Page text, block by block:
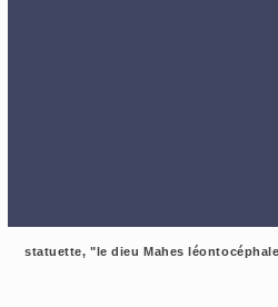
statuette, "le dieu Mahes